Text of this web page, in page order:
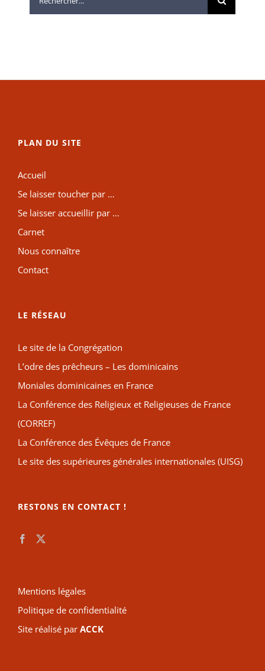
PLAN DU SITE
Accueil
Se laisser toucher par …
Se laisser accueillir par …
Carnet
Nous connaître
Contact
LE RÉSEAU
Le site de la Congrégation
L’odre des prêcheurs – Les dominicains
Moniales dominicaines en France
La Conférence des Religieux et Religieuses de France
(CORREF)
La Conférence des Évêques de France
Le site des supérieures générales internationales (UISG)
RESTONS EN CONTACT !
Mentions légales
Politique de confidentialité
Site réalisé par ACCK